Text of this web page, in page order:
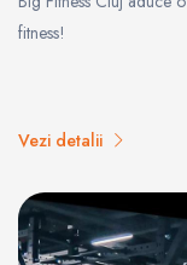
fitness!
Vezi detalii